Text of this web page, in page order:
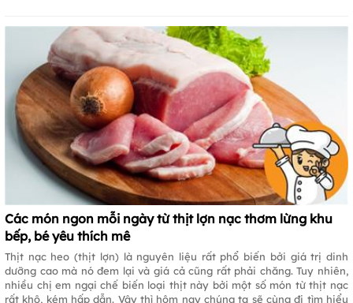
Các món ngon mỗi ngày từ thịt lợn nạc thơm lừng khu
bếp, bé yêu thích mê
Thịt nạc heo (thịt lợn) là nguyên liệu rất phổ biến bởi giá trị dinh
dưỡng cao mà nó đem lại và giá cả cũng rất phải chăng. Tuy nhiên,
nhiều chị em ngại chế biến loại thịt này bởi một số món từ thịt nạc
rất khô, kém hấp dẫn. Vậy thì hôm nay chúng ta sẽ cùng đi tìm hiểu